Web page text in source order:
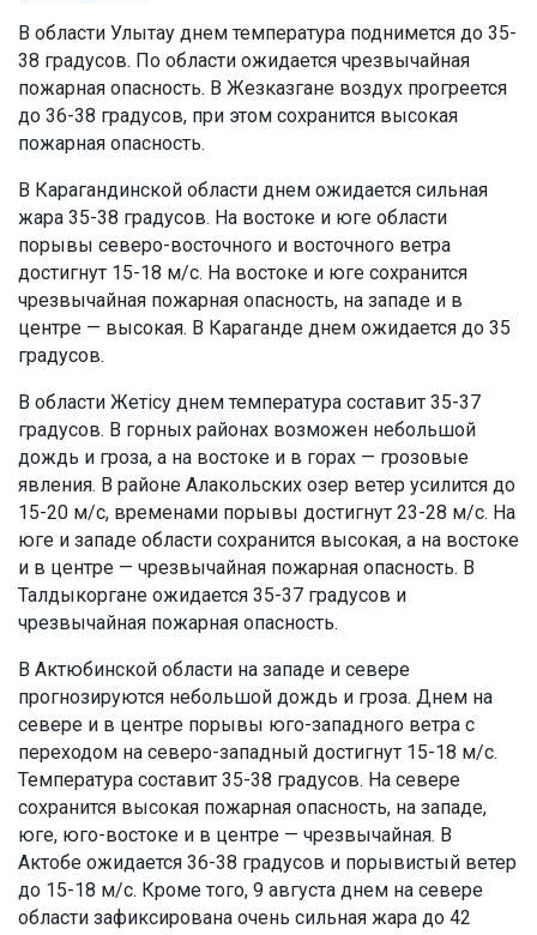
В области Улытау днем температура поднимется до 35-
38 градусов. По области ожидается чрезвычайная
пожарная опасность. В Жезказгане воздух прогреется
до 36-38 градусов, при этом сохранится высокая
пожарная опасность.
В Карагандинской области днем ожидается сильная
жара 35-38 градусов. На востоке и юге области
порывы северо-восточного и восточного ветра
достигнут 15-18 м/с. На востоке и юге сохранится
чрезвычайная пожарная опасность, на западе и в
центре — высокая. В Караганде днем ожидается до 35
градусов.
В области Жетісу днем температура составит 35-37
градусов. В горных районах возможен небольшой
дождь и гроза, а на востоке и в горах — грозовые
явления. В районе Алакольских озер ветер усилится до
15-20 м/с, временами порывы достигнут 23-28 м/с. На
юге и западе области сохранится высокая, а на востоке
и в центре — чрезвычайная пожарная опасность. В
Талдыкоргане ожидается 35-37 градусов и
чрезвычайная пожарная опасность.
В Актюбинской области на западе и севере
прогнозируются небольшой дождь и гроза. Днем на
севере и в центре порывы юго-западного ветра с
переходом на северо-западный достигнут 15-18 м/с.
Температура составит 35-38 градусов. На севере
сохранится высокая пожарная опасность, на западе,
юге, юго-востоке и в центре — чрезвычайная. В
Актобе ожидается 36-38 градусов и порывистый ветер
до 15-18 м/с. Кроме того, 9 августа днем на севере
области зафиксирована очень сильная жара до 42